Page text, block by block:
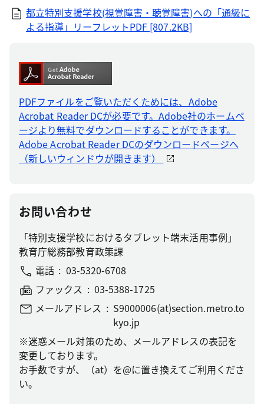
都立特別支援学校(視覚障害・聴覚障害)への「通級に
よる指導」リーフレットPDF [807.2KB]
PDFファイルをご覧いただくためには、Adobe
Acrobat Reader DCが必要です。Adobe社のホームペ
ージより無料でダウンロードすることができます。
Adobe Acrobat Reader DCのダウンロードページへ
（新しいウィンドウが開きます）
お問い合わせ
「特別支援学校におけるタブレット端末活用事例」
教育庁総務部教育政策課
電話
03-5320-6708
ファックス
03-5388-1725
メールアドレス
S9000006(at)section.metro.to
kyo.jp
※迷惑メール対策のため、メールアドレスの表記を
変更しております。
お手数ですが、（at）を@に置き換えてご利用くださ
い。